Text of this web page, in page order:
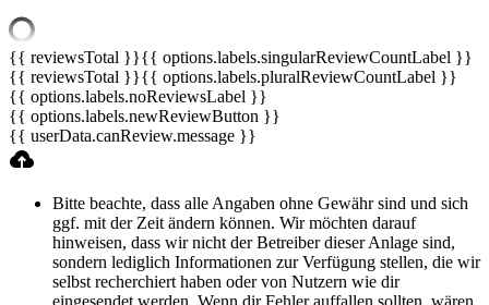
{{ reviewsTotal }}{{ options.labels.singularReviewCountLabel }}
{{ reviewsTotal }}{{ options.labels.pluralReviewCountLabel }}
{{ options.labels.noReviewsLabel }}
{{ options.labels.newReviewButton }}
{{ userData.canReview.message }}
Bitte beachte, dass alle Angaben ohne Gewähr sind und sich
ggf. mit der Zeit ändern können. Wir möchten darauf
hinweisen, dass wir nicht der Betreiber dieser Anlage sind,
sondern lediglich Informationen zur Verfügung stellen, die wir
selbst recherchiert haben oder von Nutzern wie dir